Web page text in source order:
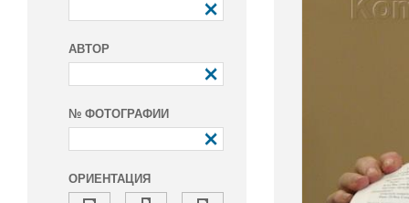
АВТОР
№ ФОТОГРАФИИ
ОРИЕНТАЦИЯ